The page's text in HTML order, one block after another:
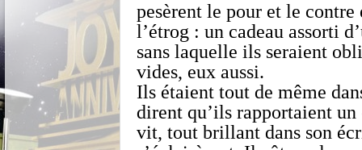
pesèrent le pour et le
l’étrog : un cadeau assorti
sans laquelle ils seraient
vides, eux aussi.
Ils étaient tout de même
dirent qu’ils rapportaient
vit, tout brillant dans son